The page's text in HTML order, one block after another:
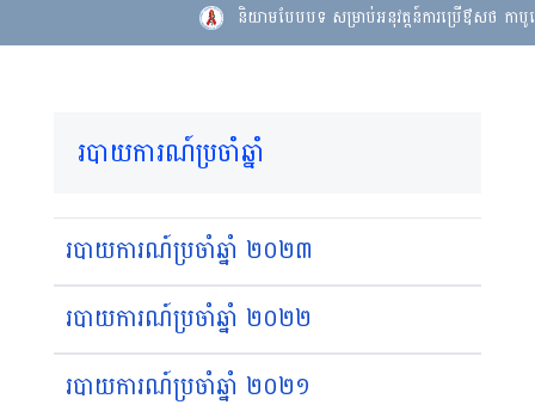
និយាមបែបបទ សម្រាប់អនុវត្តន៍ការប្រើឳសថ កា
របាយការណ៍ប្រចាំឆ្នាំ
របាយការណ៍ប្រចាំឆ្នាំ ២០២៣
របាយការណ៍ប្រចាំឆ្នាំ ២០២២
របាយការណ៍ប្រចាំឆ្នាំ ២០២១